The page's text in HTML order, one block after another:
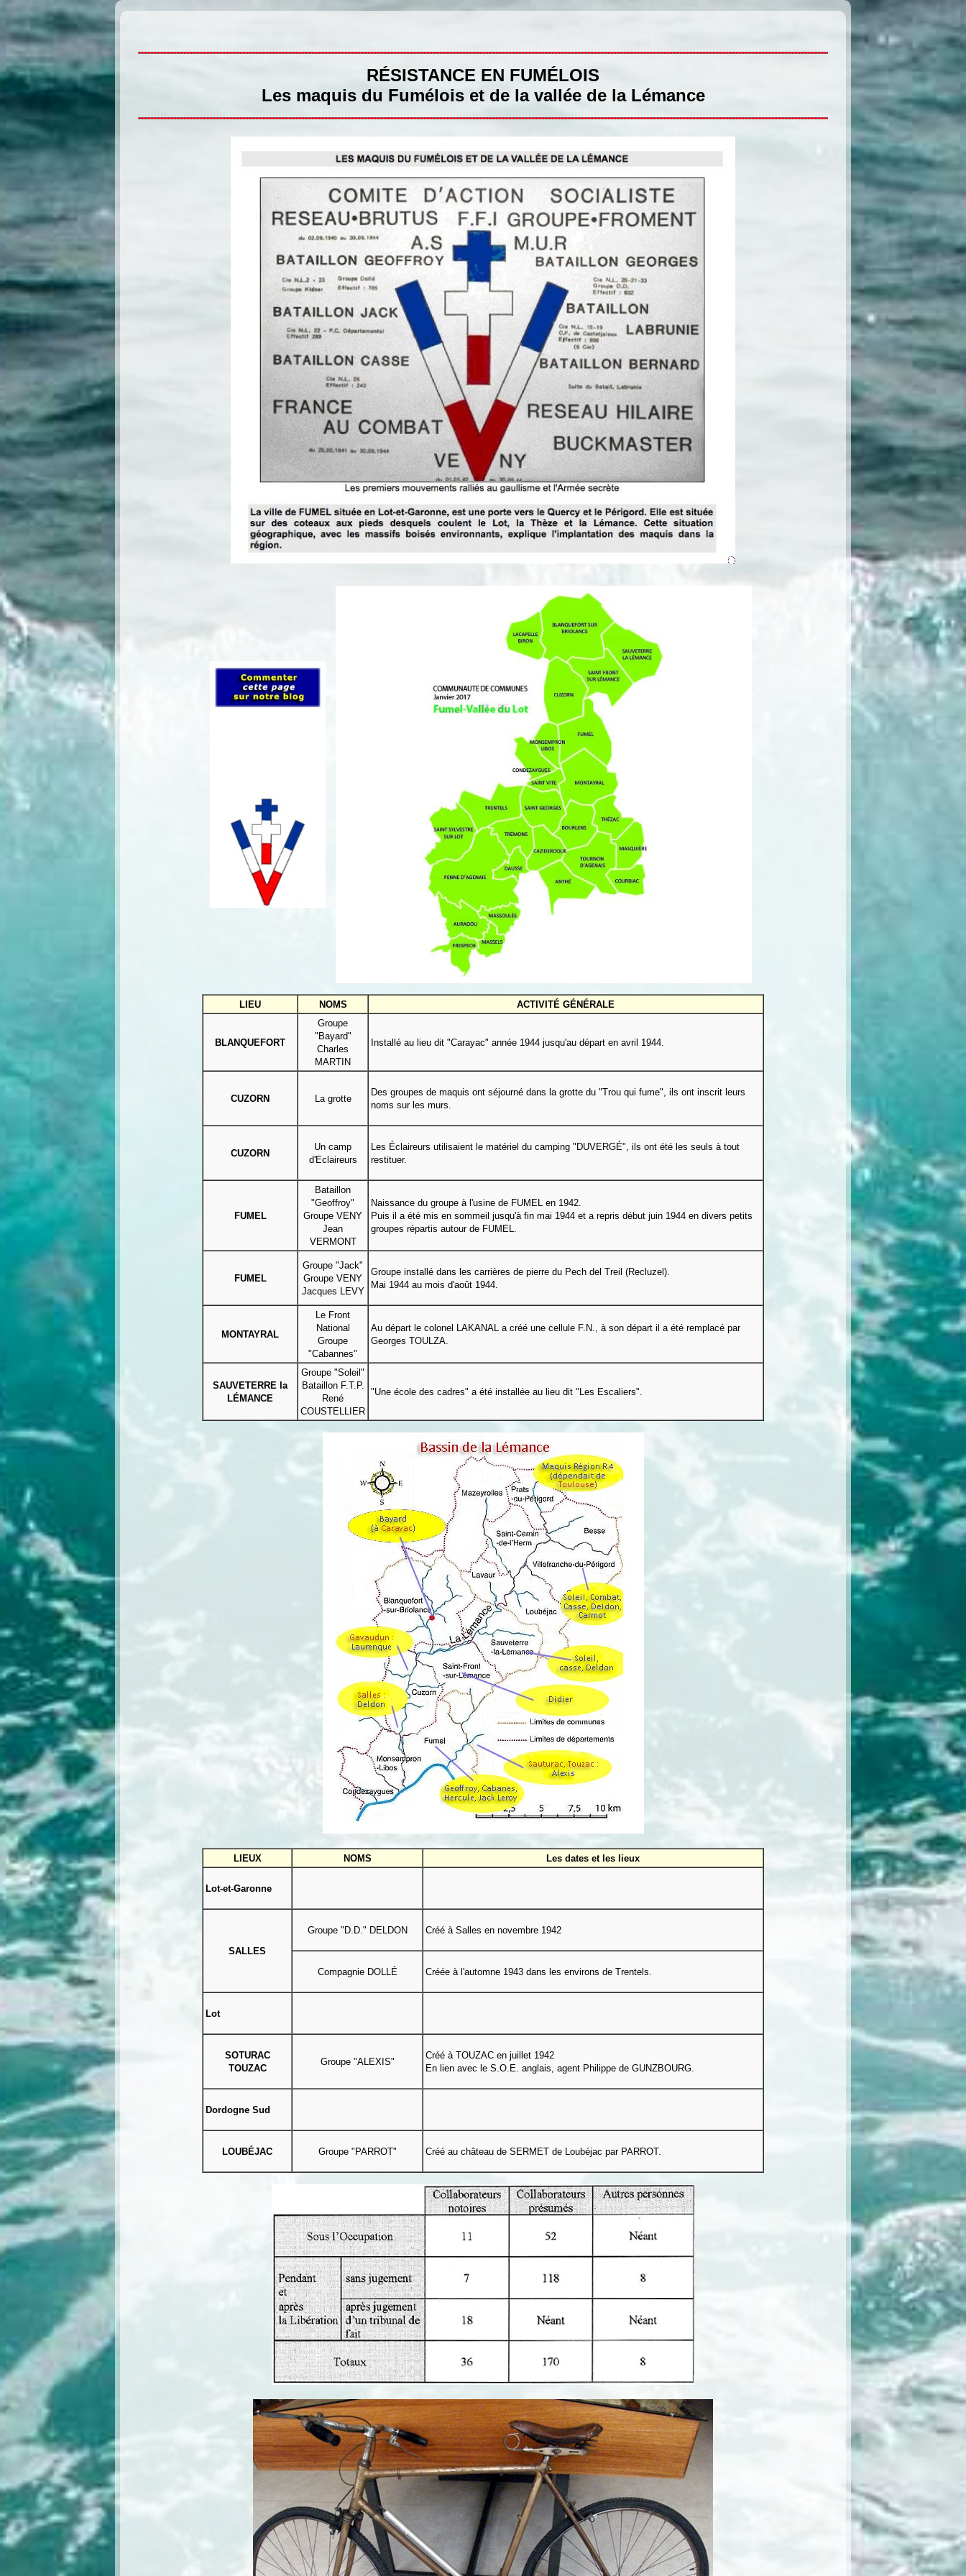
RÉSISTANCE EN FUMÉLOIS
Les maquis du Fumélois et de la vallée de la Lémance
LIEU NOMS ACTIVITÉ GÉNÉRALE
BLANQUEFORT
Groupe
"Bayard"
Charles
MARTIN
Installé au lieu dit "Carayac" année 1944 jusqu'au départ en avril 1944.
CUZORN La grotte
Des groupes de maquis ont séjourné dans la grotte du "Trou qui fume", ils ont inscrit leurs
noms sur les murs.
CUZORN
Un camp
d'Eclaireurs
Les Éclaireurs utilisaient le matériel du camping "DUVERGÉ", ils ont été les seuls à tout
restituer.
FUMEL
Bataillon
"Geoffroy"
Groupe VENY
Jean
VERMONT
Naissance du groupe à l'usine de FUMEL en 1942.
Puis il a été mis en sommeil jusqu'à fin mai 1944 et a repris début juin 1944 en divers petits
groupes répartis autour de FUMEL.
FUMEL
Groupe "Jack"
Groupe VENY
Jacques LEVY
Groupe installé dans les carrières de pierre du Pech del Treil (Recluzel).
Mai 1944 au mois d'août 1944.
MONTAYRAL
Le Front
National
Groupe
"Cabannes"
Au départ le colonel LAKANAL a créé une cellule F.N., à son départ il a été remplacé par
Georges TOULZA.
SAUVETERRE la
LÉMANCE
Groupe "Soleil"
Bataillon F.T.P.
René
COUSTELLIER
"Une école des cadres" a été installée au lieu dit "Les Escaliers".
LIEUX NOMS Les dates et les lieux
Lot-et-Garonne
SALLES
Groupe "D.D." DELDON Créé à Salles en novembre 1942
Compagnie DOLLÉ Créée à l'automne 1943 dans les environs de Trentels.
Lot
SOTURAC
TOUZAC
Groupe "ALEXIS"
Créé à TOUZAC en juillet 1942
En lien avec le S.O.E. anglais, agent Philippe de GUNZBOURG.
Dordogne Sud
LOUBÉJAC Groupe "PARROT" Créé au château de SERMET de Loubéjac par PARROT.